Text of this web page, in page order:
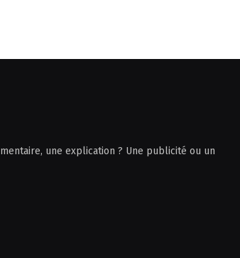
une explication ? Une publicité ou un